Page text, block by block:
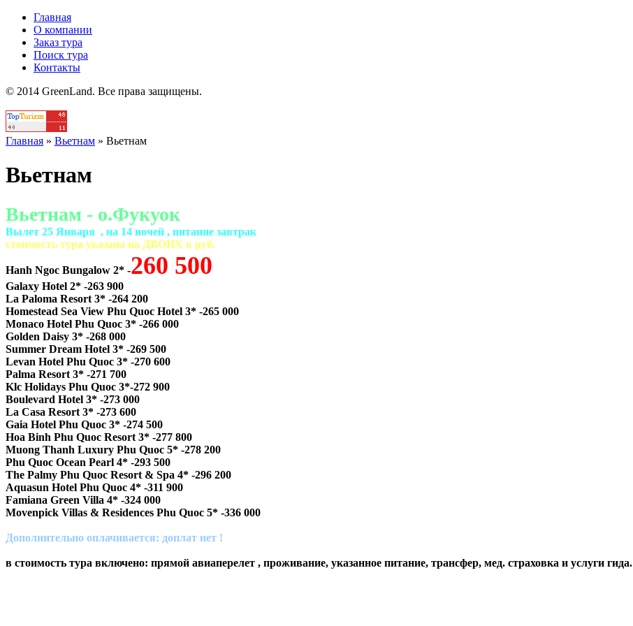
Главная
О компании
Заказ тура
Поиск тура
Контакты
© 2014 GreenLand. Все права защищены.
Главная » Вьетнам » Вьетнам
Вьетнам
Вьетнам - о.Фукуок
Вылет 25 Января , на 14 ночей , питание завтрак
cтоимость тура указана на ДВОИХ в руб.
Hanh Ngoc Bungalow 2* -260 500
Galaxy Hotel 2* -263 900
La Paloma Resort 3* -264 200
Homestead Sea View Phu Quoc Hotel 3* -265 000
Monaco Hotel Phu Quoc 3* -266 000
Golden Daisy 3* -268 000
Summer Dream Hotel 3* -269 500
Levan Hotel Phu Quoc 3* -270 600
Palma Resort 3* -271 700
Klc Holidays Phu Quoc 3*-272 900
Boulevard Hotel 3* -273 000
La Casa Resort 3* -273 600
Gaia Hotel Phu Quoc 3* -274 500
Hoa Binh Phu Quoc Resort 3* -277 800
Muong Thanh Luxury Phu Quoc 5* -278 200
Phu Quoc Ocean Pearl 4* -293 500
The Palmy Phu Quoc Resort & Spa 4* -296 200
Aquasun Hotel Phu Quoc 4* -311 900
Famiana Green Villa 4* -324 000
Movenpick Villas & Residences Phu Quoc 5* -336 000
Дополнительно оплачивается: доплат нет !
в стоимость тура включено: прямой авиаперелет , проживание, указанное питание, трансфер, мед. страховка и услуги гида.